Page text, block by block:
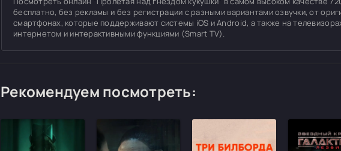
бесплатно, без рекламы и без регистрации с разными вариантами озвучки, от
смартфонах, которые поддерживают системы iOS и Android, а также на
интернетом и интерактивными функциями (Smart TV).
Рекомендуем посмотреть: